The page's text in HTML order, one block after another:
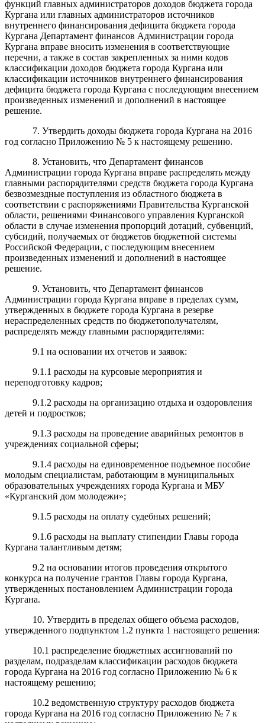
функций главных администраторов доходов бюджета города
Кургана или главных администраторов источников
внутреннего финансирования дефицита бюджета города
Кургана Департамент финансов Администрации города
Кургана вправе вносить изменения в соответствующие
перечни, а также в состав закрепленных за ними кодов
классификации доходов бюджета города Кургана или
классификации источников внутреннего финансирования
дефицита бюджета города Кургана с последующим внесением
произведенных изменений и дополнений в настоящее
решение.
7. Утвердить доходы бюджета города Кургана на 2016
год согласно Приложению № 5 к настоящему решению.
8. Установить, что Департамент финансов
Администрации города Кургана вправе распределять между
главными распорядителями средств бюджета города Кургана
безвозмездные поступления из областного бюджета в
соответствии с распоряжениями Правительства Курганской
области, решениями Финансового управления Курганской
области в случае изменения пропорций дотаций, субвенций,
субсидий, получаемых от бюджетов бюджетной системы
Российской Федерации, с последующим внесением
произведенных изменений и дополнений в настоящее
решение.
9. Установить, что Департамент финансов
Администрации города Кургана вправе в пределах сумм,
утвержденных в бюджете города Кургана в резерве
нераспределенных средств по бюджетополучателям,
распределять между главными распорядителями:
9.1 на основании их отчетов и заявок:
9.1.1 расходы на курсовые мероприятия и
переподготовку кадров;
9.1.2 расходы на организацию отдыха и оздоровления
детей и подростков;
9.1.3 расходы на проведение аварийных ремонтов в
учреждениях социальной сферы;
9.1.4 расходы на единовременное подъемное пособие
молодым специалистам, работающим в муниципальных
образовательных учреждениях города Кургана и МБУ
«Курганский дом молодежи»;
9.1.5 расходы на оплату судебных решений;
9.1.6 расходы на выплату стипендии Главы города
Кургана талантливым детям;
9.2 на основании итогов проведения открытого
конкурса на получение грантов Главы города Кургана,
утвержденных постановлением Администрации города
Кургана.
10. Утвердить в пределах общего объема расходов,
утвержденного подпунктом 1.2 пункта 1 настоящего решения:
10.1 распределение бюджетных ассигнований по
разделам, подразделам классификации расходов бюджета
города Кургана на 2016 год согласно Приложению № 6 к
настоящему решению;
10.2 ведомственную структуру расходов бюджета
города Кургана на 2016 год согласно Приложению № 7 к